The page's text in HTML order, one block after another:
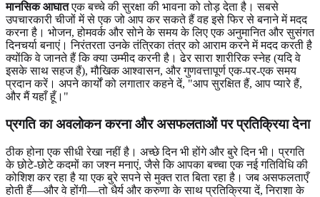
मानसिक आघातएक बच्चे की सुरक्षा की भावना को तोड़ देता है। सबसे
उपचारकारी चीजों में से एक जो आप कर सकते हैं वह इसे फिर से बनाने में मदद
करना है। भोजन, होमवर्क और सोने के समय के लिए एक अनुमानित और सुसंगत
दिनचर्या बनाएं। निरंतरता उनके तंत्रिका तंत्र को आराम करने में मदद करती है
क्योंकि वे जानते हैं कि क्या उम्मीद करनी है। ढेर सारा शारीरिक स्नेह (यदि वे
इसके साथ सहज हैं), मौखिक आश्वासन, और गुणवत्तापूर्ण एक-पर-एक समय
प्रदान करें। अपने कार्यों को लगातार कहने दें, "आप सुरक्षित हैं, आप प्यारे हैं,
और मैं यहाँ हूँ।"
प्रगति का अवलोकन करना और असफलताओं पर प्रतिक्रिया देना
ठीक होना एक सीधी रेखा नहीं है। अच्छे दिन भी होंगे और बुरे दिन भी। प्रगति
के छोटे-छोटे कदमों का जश्न मनाएं, जैसे कि आपका बच्चा एक नई गतिविधि की
कोशिश कर रहा है या एक बुरे सपने से मुक्त रात बिता रहा है। जब असफलताएँ
होती हैं—और वे होंगी—तो धैर्य और करुणा के साथ प्रतिक्रिया दें, निराशा के